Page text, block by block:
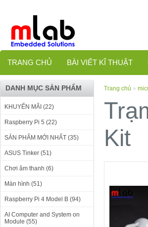
TRANG CHỦ BÀI VIẾT KĨ THUẬT
DANH MỤC SẢN PHẨM
KHUYẾN MÃI (22)
Raspberry Pi 5 (22)
SẢN PHẨM MỚI NHẤT (35)
ASUS Tinker (51)
Chơi âm thanh (6)
Màn hình (51)
Raspberry Pi 4 Model B (94)
AI Computer and System on
Module (55)
Trang chủ »
Kit